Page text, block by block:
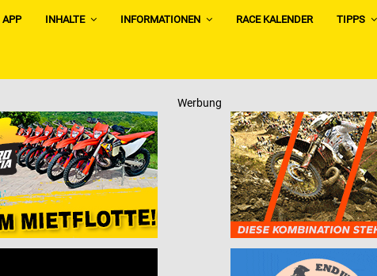
APP INHALTE INFORMATIONEN RACE KALENDER TIPPS
Werbung